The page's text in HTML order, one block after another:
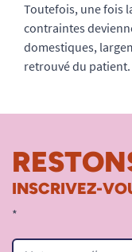
Toutefois, une fois
contraintes
domestiques,
retrouvé du patient.
INSCRIVEZ-
*